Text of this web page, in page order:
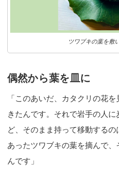
ツワブキの葉を敷
偶然から葉を皿に
「このあいだ、カタクリの花
きたんです。それで岩手の人
ど、そのまま持って移動する
あったツワブキの葉を摘んで
んです」